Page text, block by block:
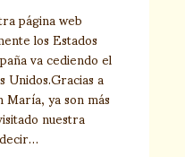
página web
los Estados
va cediendo el
a
ya son más
nuestra